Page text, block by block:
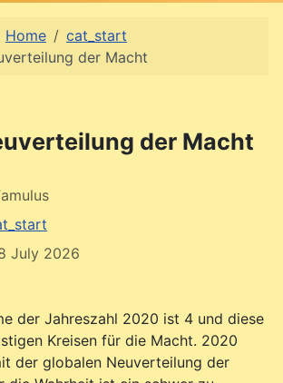
Home
cat_start
der Macht
der Macht
July 2026
der Jahreszahl 2020 ist 4 und diese
Kreisen für die Macht. 2020
der globalen Neuverteilung der